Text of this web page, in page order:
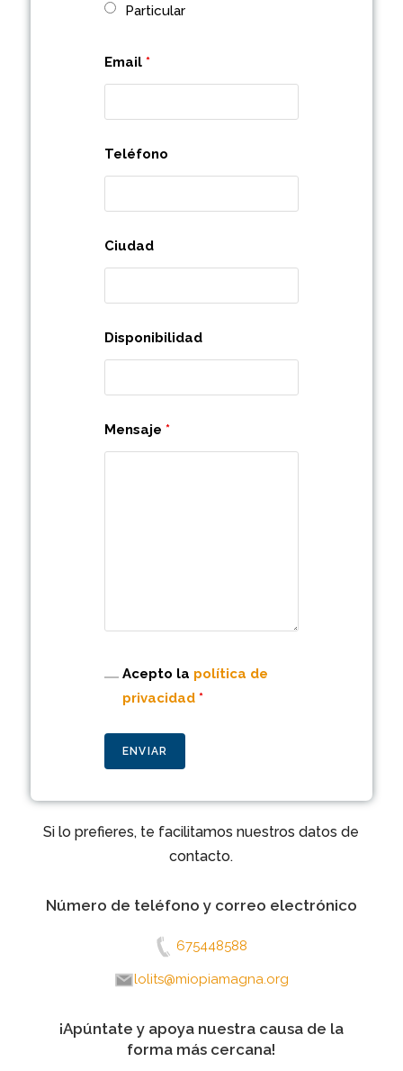
Particular
Email*
Teléfono
Ciudad
Disponibilidad
Mensaje*
Acepto la política de
privacidad *
Si lo prefieres, te facilitamos nuestros datos de
contacto.
Número de teléfono y correo electrónico
675448588
lolits@miopiamagna.org
¡Apúntate y apoya nuestra causa de la
forma más cercana!